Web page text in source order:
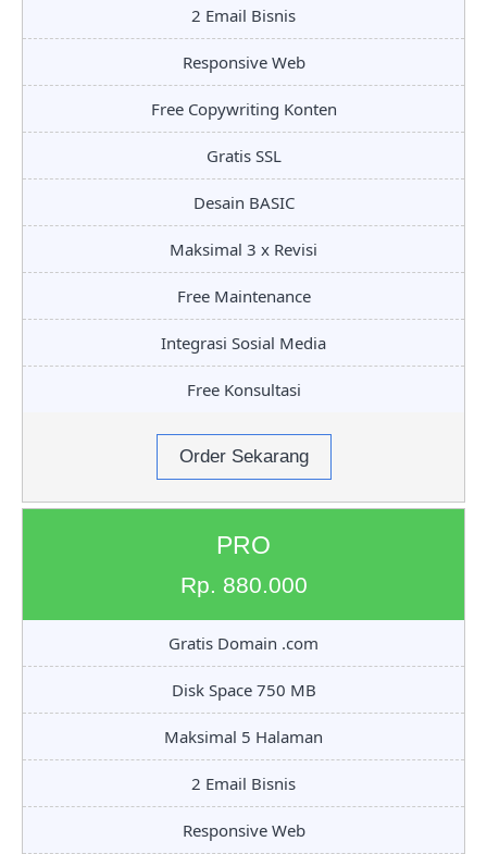
2 Email Bisnis
Responsive Web
Free Copywriting Konten
Gratis SSL
Desain BASIC
Maksimal 3 x Revisi
Free Maintenance
Integrasi Sosial Media
Free Konsultasi
Order Sekarang
PRO
Rp. 880.000
Gratis Domain .com
Disk Space 750 MB
Maksimal 5 Halaman
2 Email Bisnis
Responsive Web